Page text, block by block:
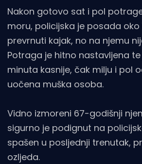
Nakon gotovo sat i pol
moru, policijska je posada oko
prevrnuti kajak, no na njemu
Potraga je hitno nastavljena
minuta kasnije, čak milju i pol
uočena muška osoba.
Vidno izmoreni 67-godišnji
sigurno je podignut na
spašen u posljednji trenutak,
ozljeda.